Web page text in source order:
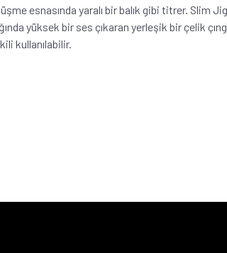
esnasında yaralı bir balık gibi titrer.
yüksek bir ses çıkaran yerleşik bir çelik
kullanılabilir.